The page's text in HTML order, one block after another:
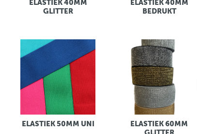
ELASTIEK 40MM
GLITTER
ELASTIEK 40MM
BEDRUKT
ELASTIEK 50MM UNI
ELASTIEK 60MM